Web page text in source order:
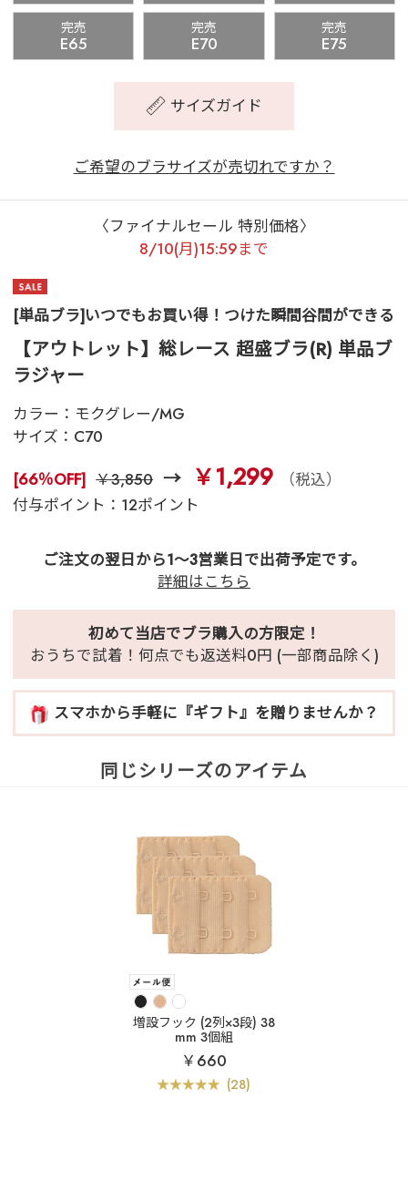
完売
E65
完売
E70
完売
E75
サイズガイド
ご希望のブラサイズが売切れですか？
〈ファイナルセール 特別価格〉
8/10(月)15:59まで
[単品ブラ]いつでもお買い得！つけた瞬間谷間ができる
【アウトレット】総レース 超盛ブラ(R) 単品ブ
ラジャー
カラー： モクグレー/MG
サイズ： C70
[66％OFF] ￥3,850 ￥1,299
（税込）
付与ポイント：12ポイント
ご注文の翌日から1～3営業日で出荷予定です。
詳細はこちら
初めて当店でブラ購入の方限定！
おうちで試着！何点でも返送料0円 (一部商品除く)
スマホから手軽に『ギフト』を贈りませんか？
同じシリーズのアイテム
増設フック (2列×3段) 38
mm 3個組
￥660
(28)